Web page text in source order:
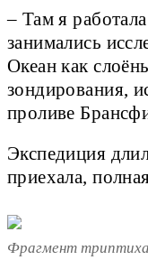
– Там я
занимались
Океан как
зондирования,
проливе
Экспедиция
приехала,
Фрагмент триптиха